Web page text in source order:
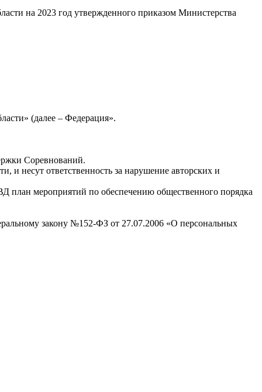
на 2023 год утвержденного приказом Министерства
(далее – Федерация».
Соревнований.
и несут ответственность за нарушение авторских и
план мероприятий по обеспечению общественного порядка
закону №152-ФЗ от 27.07.2006 «О персональных